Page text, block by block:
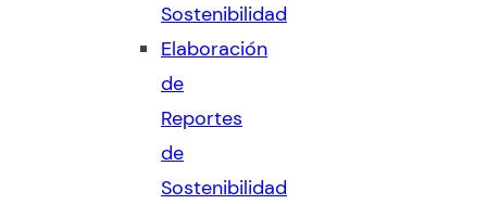
Sostenibilidad
Elaboración
de
Reportes
de
Sostenibilidad